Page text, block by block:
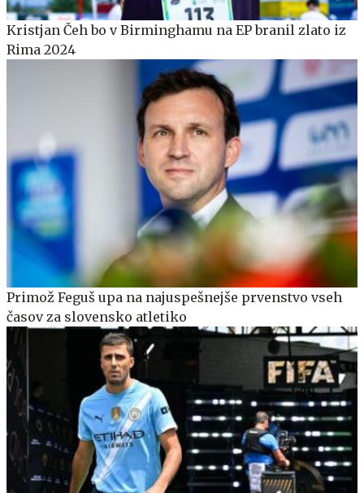
Kristjan Čeh bo v Birminghamu na EP branil zlato iz
Rima 2024
Primož Feguš upa na najuspešnejše prvenstvo vseh
časov za slovensko atletiko